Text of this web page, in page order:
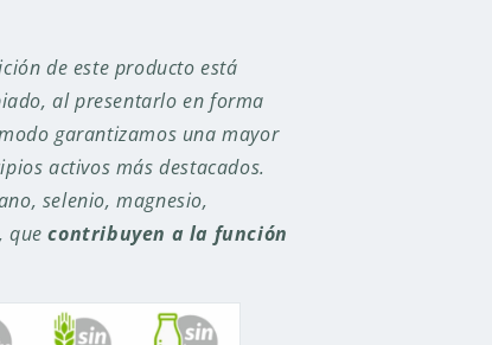
de este producto está
al presentarlo en forma
garantizamos una mayor
activos más destacados.
selenio, magnesio,
que contribuyen a la función